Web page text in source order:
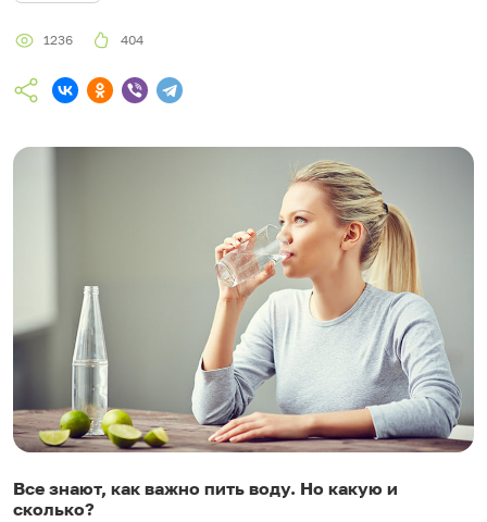
1236 404
Все знают, как важно пить воду. Но какую и
сколько?